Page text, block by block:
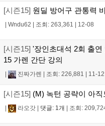
[시즌15] 원딜 방어구 관통력
| Wndu62 | 조회: 263,361 | 12-08
[시즌15] '장인초대석 2회 출
15 가렌 간단 강의
| 진짜가렌 | 조회: 226,881 | 11-12
[시즌15] (M) 녹턴 공략이 아
| 라오갓 | 댓글: 1개 | 조회: